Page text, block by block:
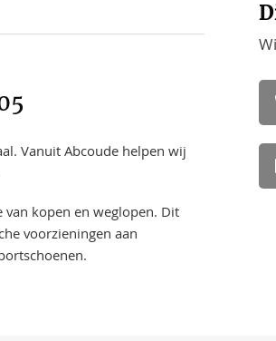
Vanuit Abcoude helpen wij
kopen en weglopen. Dit
voorzieningen aan